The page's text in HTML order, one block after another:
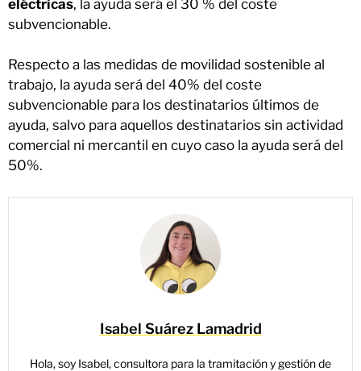
eléctricas, la ayuda será el 30 % del coste
subvencionable.
Respecto a las medidas de movilidad sostenible al
trabajo, la ayuda será del 40% del coste
subvencionable para los destinatarios últimos de
ayuda, salvo para aquellos destinatarios sin actividad
comercial ni mercantil en cuyo caso la ayuda será del
50%.
Isabel Suárez Lamadrid
Hola, soy Isabel, consultora para la tramitación y gestión de